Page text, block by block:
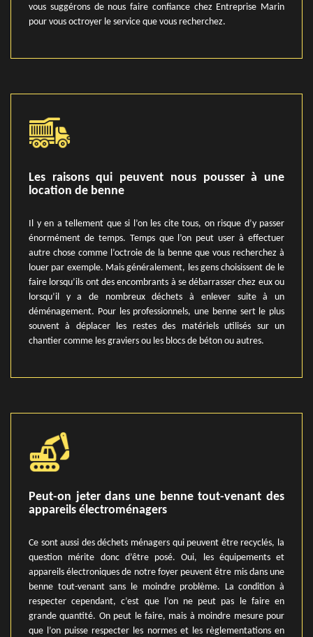
vous suggérons de nous faire confiance chez Entreprise Marin
pour vous octroyer le service que vous recherchez.
Les raisons qui peuvent nous pousser à une
location de benne
Il y en a tellement que si l’on les cite tous, on risque d’y passer
énormément de temps. Temps que l’on peut user à effectuer
autre chose comme l’octroie de la benne que vous recherchez à
louer par exemple. Mais généralement, les gens choisissent de le
faire lorsqu’ils ont des encombrants à se débarrasser chez eux ou
lorsqu’il y a de nombreux déchets à enlever suite à un
déménagement. Pour les professionnels, une benne sert le plus
souvent à déplacer les restes des matériels utilisés sur un
chantier comme les graviers ou les blocs de béton ou autres.
Peut-on jeter dans une benne tout-venant des
appareils électroménagers
Ce sont aussi des déchets ménagers qui peuvent être recyclés, la
question mérite donc d’être posé. Oui, les équipements et
appareils électroniques de notre foyer peuvent être mis dans une
benne tout-venant sans le moindre problème. La condition à
respecter cependant, c’est que l’on ne peut pas le faire en
grande quantité. On peut le faire, mais à moindre mesure pour
que l’on puisse respecter les normes et les règlementations en